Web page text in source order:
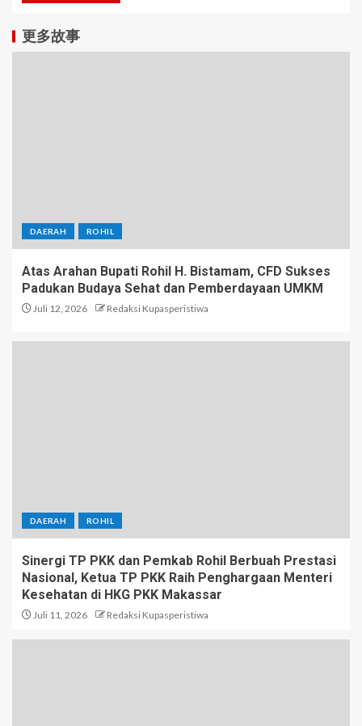
更多故事
DAERAH ROHIL
Atas Arahan Bupati Rohil H. Bistamam, CFD Sukses
Padukan Budaya Sehat dan Pemberdayaan UMKM
Juli 12, 2026 Redaksi Kupasperistiwa
DAERAH ROHIL
Sinergi TP PKK dan Pemkab Rohil Berbuah Prestasi
Nasional, Ketua TP PKK Raih Penghargaan Menteri
Kesehatan di HKG PKK Makassar
Juli 11, 2026 Redaksi Kupasperistiwa